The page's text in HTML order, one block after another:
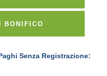
BONIFICO
Senza Registrazione: